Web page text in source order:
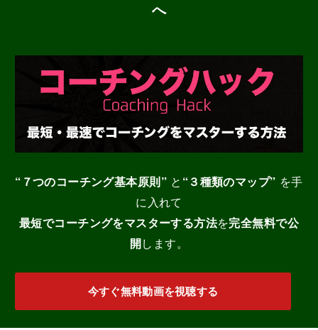
へ
“７つのコーチング基本原則”と “３種類のマップ” を手
に入れて
最短でコーチングをマスターする方法を完全無料で公
開します。
今すぐ無料動画を視聴する